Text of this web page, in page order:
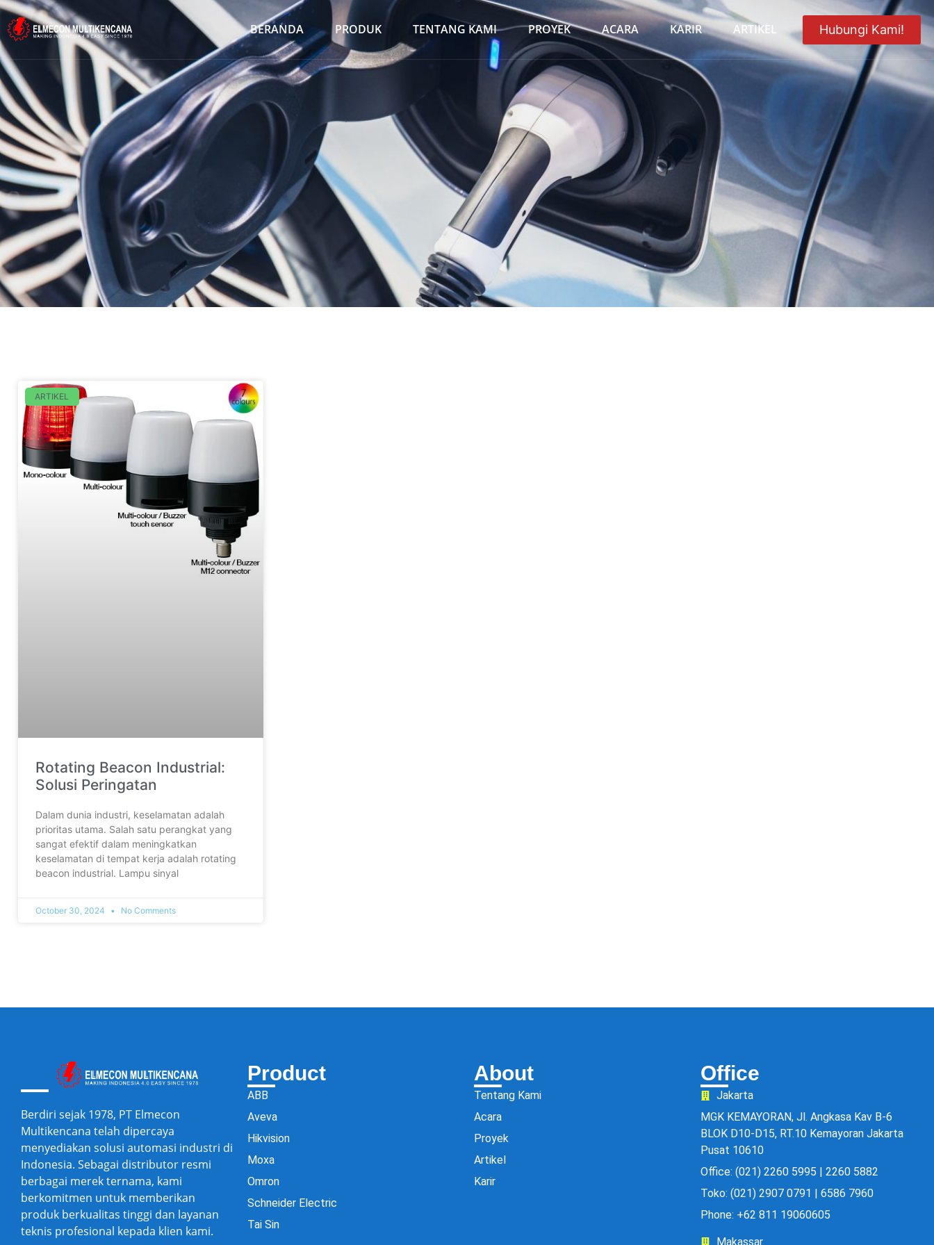
BERANDA PRODUK TENTANG KAMI PROYEK ACARA KARIR ARTIKEL Hubungi Kami!
ARTIKEL
Rotating Beacon Industrial:
Solusi Peringatan
Dalam dunia industri, keselamatan adalah
prioritas utama. Salah satu perangkat yang
sangat efektif dalam meningkatkan
keselamatan di tempat kerja adalah rotating
beacon industrial. Lampu sinyal
October 30, 2024 No Comments
Berdiri sejak 1978, PT Elmecon
Multikencana telah dipercaya
menyediakan solusi automasi industri di
Indonesia. Sebagai distributor resmi
berbagai merek ternama, kami
berkomitmen untuk memberikan
produk berkualitas tinggi dan layanan
teknis profesional kepada klien kami.
Product
ABB
Aveva
Hikvision
Moxa
Omron
Schneider Electric
Tai Sin
About
Tentang Kami
Acara
Proyek
Artikel
Karir
Office
Jakarta
MGK KEMAYORAN, Jl. Angkasa Kav B-6
BLOK D10-D15, RT.10 Kemayoran Jakarta
Pusat 10610
Office: (021) 2260 5995 | 2260 5882
Toko: (021) 2907 0791 | 6586 7960
Phone: +62 811 19060605
Makassar